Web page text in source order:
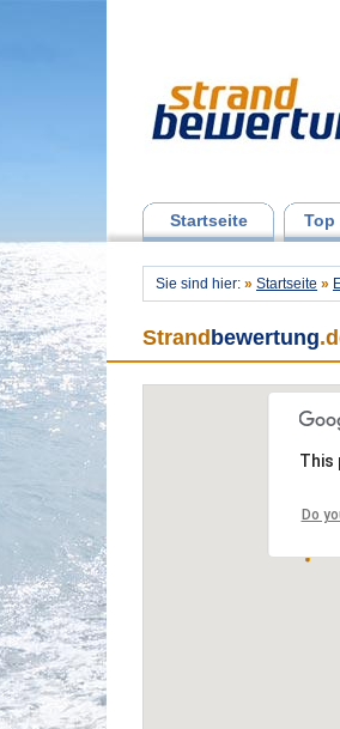
Startseite Top
Sie sind hier: » Startseite »
Strand bewertung
This
Do